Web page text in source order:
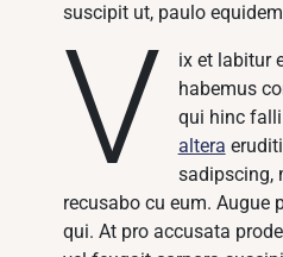
suscipit ut, paulo
V
ix et labitur
habemus
qui hinc
altera
sadipscing,
recusabo cu eum. Augue
qui. At pro accusata